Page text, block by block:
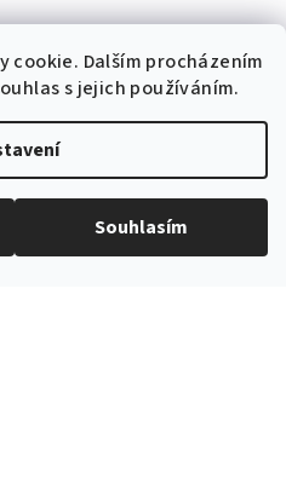
cookie. Dalším procházením
s jejich používáním.
Souhlasím
24h